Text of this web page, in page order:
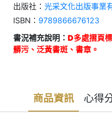
出版社： 光采文化出版事業
ISBN： 9789866676123
書況補充說明： D多處摺頁
髒污、泛黃書斑、書章。
商品資訊 心得